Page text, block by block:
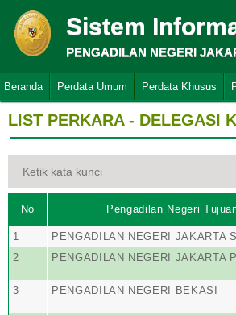
Sistem
PENGADILAN NEGERI
Beranda Perdata Umum Perdata Khusus
LIST PERKARA - DELEGASI
No Pengadilan Negeri
1 PENGADILAN NEGERI JAKARTA
2
PENGADILAN NEGERI JAKARTA
3 PENGADILAN NEGERI BEKASI